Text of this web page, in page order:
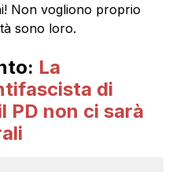
Non vogliono proprio
sono loro.
La
di
PD non ci sarà